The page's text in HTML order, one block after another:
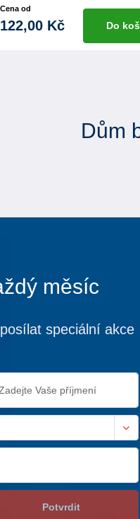
Cena od
122,00 Kč Do
Dům
měsíc
speciální akce
Potvrdit